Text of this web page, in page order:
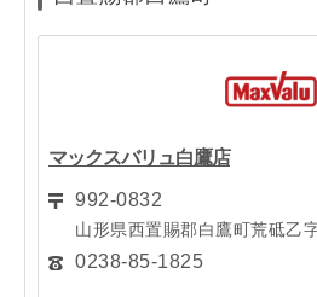
マックスバリュ白鷹店
992-0832
山形県西置賜郡白鷹町荒砥乙
0238-85-1825